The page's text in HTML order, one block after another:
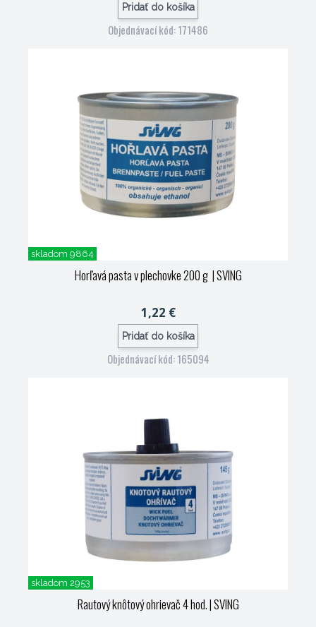
Pridať do košíka
Objednávací kód: 171486
skladom 9864
Horľavá pasta v plechovke 200 g | SVING
1,22 €
Pridať do košíka
Objednávací kód: 165094
skladom 2953
Rautový knôtový ohrievač 4 hod.| SVING